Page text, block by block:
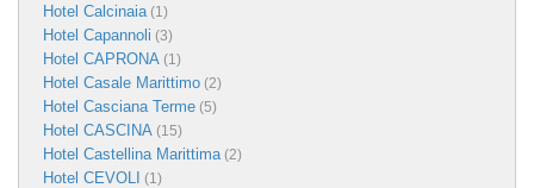
Hotel Calcinaia(1)
Hotel Capannoli (3)
Hotel CAPRONA (1)
Hotel Casale Marittimo (2)
Hotel Casciana Terme (5)
Hotel CASCINA (15)
Hotel Castellina Marittima(2)
Hotel CEVOLI (1)